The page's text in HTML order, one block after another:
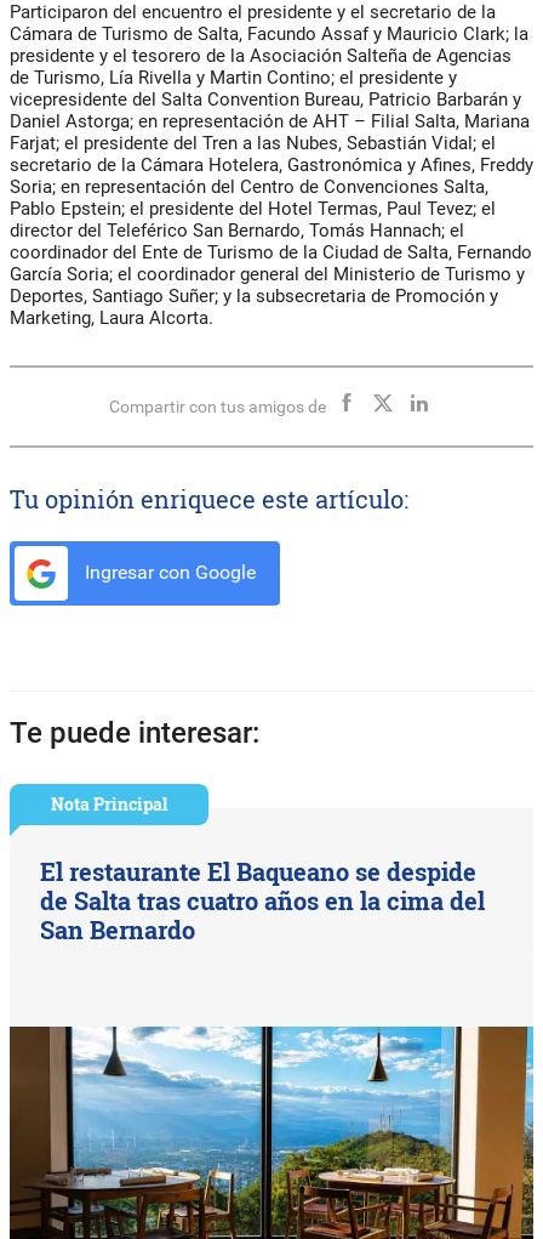
Participaron del encuentro el presidente y el secretario de la
Cámara de Turismo de Salta, Facundo Assafy Mauricio Clark; la
presidente y el tesorero de la Asociación Salteña de Agencias
de Turismo, Lía Rivella y Martin Contino; el presidente y
vicepresidente del Salta Convention Bureau, Patricio Barbarán y
Daniel Astorga; en representación de AHT – Filial Salta, Mariana
Farjat; el presidente del Tren a las Nubes, Sebastián Vidal ; el
secretario de la Cámara Hotelera, Gastronómica y Afines, Freddy
Soria; en representación del Centro de Convenciones Salta,
Pablo Epstein; el presidente del Hotel Termas, Paul Tevez; el
director del Teleférico San Bernardo, Tomás Hannach; el
coordinador del Ente de Turismo de la Ciudad de Salta, Fernando
García Soria; el coordinador general del Ministerio de Turismo y
Deportes, Santiago Suñer; y la subsecretaria de Promoción y
Marketing, Laura Alcorta.
Compartir con tus amigos de
Tu opinión enriquece este artículo:
Ingresar con Google
Te puede interesar:
Nota Principal
El restaurante El Baqueano se despide
de Salta tras cuatro años en la cima del
San Bernardo